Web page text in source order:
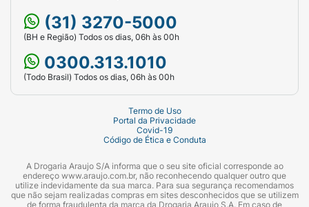
(31) 3270-5000
(BH e Região) Todos os dias, 06h às 00h
0300.313.1010
(Todo Brasil) Todos os dias, 06h às 00h
Termo de Uso
Portal da Privacidade
Covid-19
Código de Ética e Conduta
A Drogaria Araujo S/A informa que o seu site oficial corresponde ao
endereço www.araujo.com.br, não reconhecendo qualquer outro que
utilize indevidamente da sua marca. Para sua segurança recomendamos
que não sejam realizadas compras em sites desconhecidos que se utilizem
de forma fraudulenta da marca da Drogaria Araujo S.A. Em caso de